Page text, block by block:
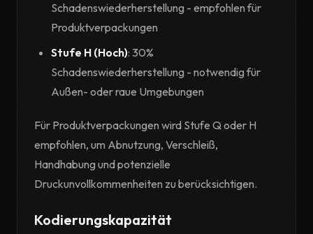
Schadenswiederherstellung - empfohlen für
Produktverpackungen
Stufe H (Hoch): 30%
Schadenswiederherstellung - notwendig für
Außen- oder raue Umgebungen
Für Produktverpackungen wird Stufe Q oder H
empfohlen, um Abnutzung, Verschleiß,
Handhabung und potenzielle
Druckunvollkommenheiten zu berücksichtigen.
Kodierungskapazität